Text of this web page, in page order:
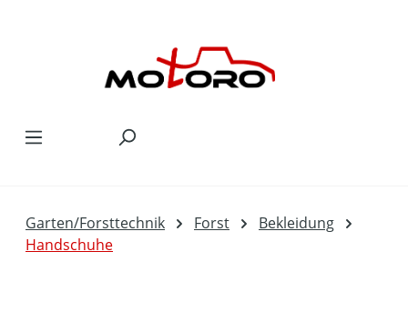
Garten/Forsttechnik Forst
Bekleidung
Handschuhe